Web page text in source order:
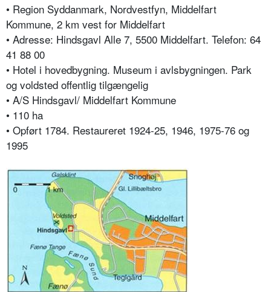
• Region Syddanmark, Nordvestfyn, Middelfart
Kommune, 2 km vest for Middelfart
• Adresse: Hindsgavl Alle 7, 5500 Middelfart. Telefon: 64
41 88 00
• Hotel i hovedbygning. Museum i avlsbygningen. Park
og voldsted offentlig tilgængelig
• A/S Hindsgavl/ Middelfart Kommune
• 110 ha
• Opført 1784. Restaureret 1924-25, 1946, 1975-76 og
1995